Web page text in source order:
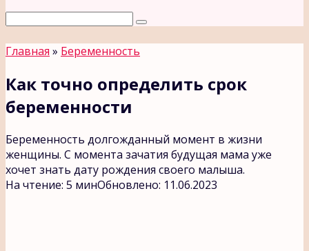
Поиск:
Главная » Беременность
Как точно определить срок
беременности
Беременность долгожданный момент в жизни
женщины. С момента зачатия будущая мама уже
хочет знать дату рождения своего малыша.
На чтение: 5 минОбновлено: 11.06.2023